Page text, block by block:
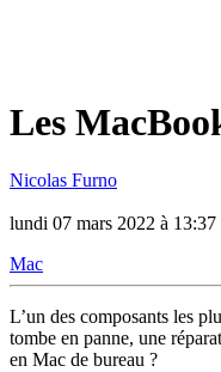
Les
Nicolas Furno
lundi 07 mars 2022 à 13:37
Mac
L’un des composants les
tombe en panne, une
en Mac de bureau ?